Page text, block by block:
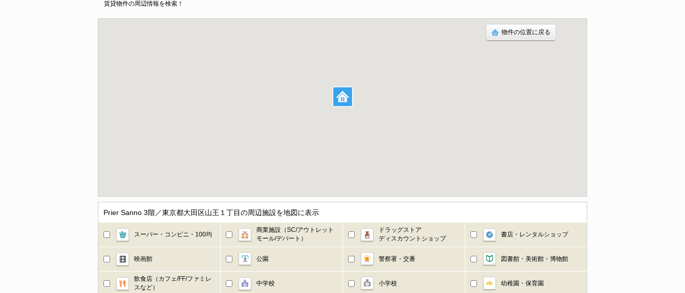
賃貸物件の周辺情報を検索！
物件の位置に戻る
Prier Sanno 3階／東京都大田区山王１丁目の周辺施設を地図に表示
スーパー・コンビニ・100均
商業施設（SC/アウトレット
モール/デパート）
ドラッグストア
ディスカウントショップ
書店・レンタルショップ
映画館 公園 警察署・交番 図書館・美術館・博物館
飲食店（カフェ/FF/ファミレ
スなど）
中学校 小学校 幼稚園・保育園